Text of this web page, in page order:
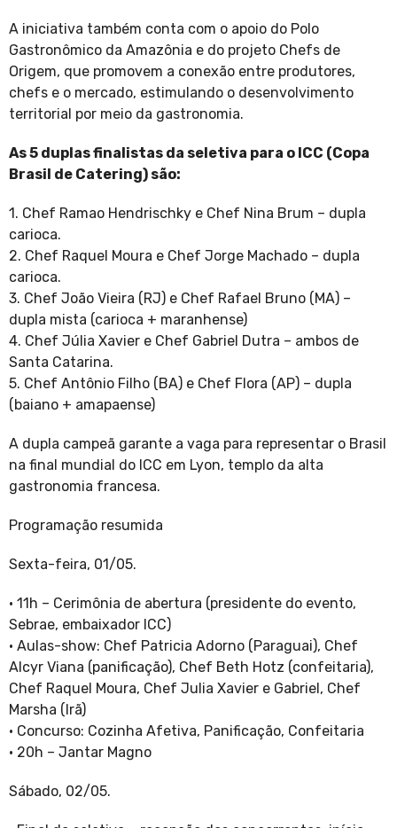
A iniciativa também conta com o apoio do Polo
Gastronômico da Amazônia e do projeto Chefs de
Origem, que promovem a conexão entre produtores,
chefs e o mercado, estimulando o desenvolvimento
territorial por meio da gastronomia.
As 5 duplas finalistas da seletiva para o ICC (Copa
Brasil de Catering) são:
1. Chef Ramao Hendrischky e Chef Nina Brum – dupla
carioca.
2. Chef Raquel Moura e Chef Jorge Machado – dupla
carioca.
3. Chef João Vieira (RJ) e Chef Rafael Bruno (MA) –
dupla mista (carioca + maranhense)
4. Chef Júlia Xavier e Chef Gabriel Dutra – ambos de
Santa Catarina.
5. Chef Antônio Filho (BA) e Chef Flora (AP) – dupla
(baiano + amapaense)
A dupla campeã garante a vaga para representar o Brasil
na final mundial do ICC em Lyon, templo da alta
gastronomia francesa.
Programação resumida
Sexta-feira, 01/05.
· 11h – Cerimônia de abertura (presidente do evento,
Sebrae, embaixador ICC)
· Aulas-show: Chef Patricia Adorno (Paraguai), Chef
Alcyr Viana (panificação), Chef Beth Hotz (confeitaria),
Chef Raquel Moura, Chef Julia Xavier e Gabriel, Chef
Marsha (Irã)
· Concurso: Cozinha Afetiva, Panificação, Confeitaria
· 20h – Jantar Magno
Sábado, 02/05.